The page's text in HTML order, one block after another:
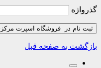
گذرواژه
ثبت نام در فروشگاه اسپرت مرکزی
بازگشت به صفحه قبل